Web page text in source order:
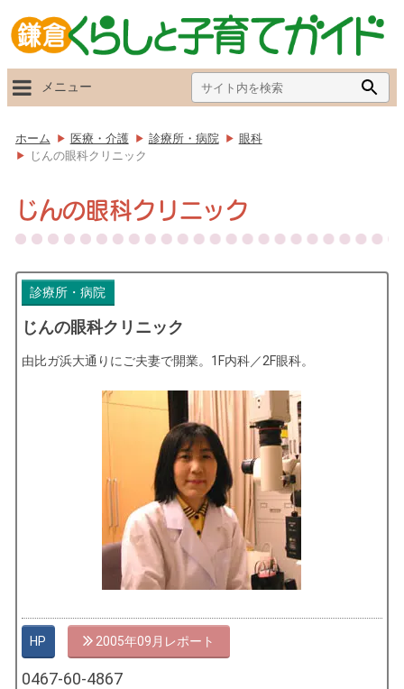
Search
for:
メニュー
ホーム 医療・介護 診療所・病院
眼科
じんの眼科クリニック
じんの眼科クリニック
診療所・病院
じんの眼科クリニック
由比ガ浜大通りにご夫妻で開業。1F内科／2F眼科。
HP 2005年09月
0467-60-4867